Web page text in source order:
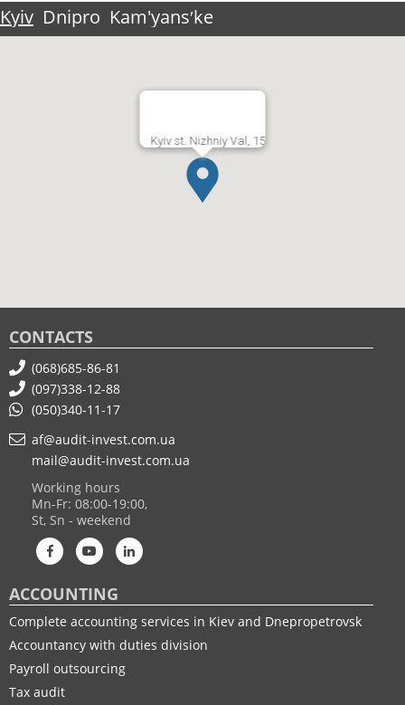
Kyiv Dnipro Kam'yansʹke
Kyiv st. Nizhniy Val, 15
CONTACTS
(068)685-86-81
(097)338-12-88
(050)340-11-17
af@audit-invest.com.ua
mail@audit-invest.com.ua
Working hours
Mn-Fr: 08:00-19:00,
St, Sn - weekend
ACCOUNTING
Complete accounting services in Kiev and Dnepropetrovsk
Accountancy with duties division
Payroll outsourcing
Tax audit